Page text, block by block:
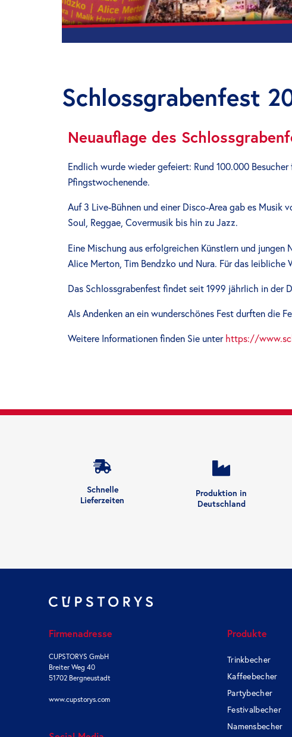
Schlossgrabenfest
Neuauflage des
Endlich wurde wieder gefeiert: Rund 100.000
Pfingstwochenende.
Auf 3 Live-Bühnen und einer Disco-Area gab es Musik
Soul, Reggae, Covermusik bis hin zu Jazz.
Eine Mischung aus erfolgreichen Künstlern und
Alice Merton, Tim Bendzko und Nura. Für das
Das Schlossgrabenfest findet seit 1999 jährlich in der
Als Andenken an ein wunderschönes Fest durften die
Weitere Informationen finden Sie unter https://
Schnelle
Lieferzeiten
Produktion in
Deutschland
Firmenadresse
CUPSTORYS GmbH
Breiter Weg 40
51702 Bergneustadt
www.cupstorys.com
Produkte
Trinkbecher
Kaffeebecher
Partybecher
Festivalbecher
Namensbecher